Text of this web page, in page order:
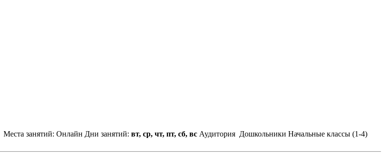
Места занятий: Онлайн Дни занятий: вт, ср, чт, пт, сб, вс Аудитория Дошкольники Начальные классы (1-4)